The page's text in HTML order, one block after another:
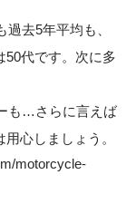
去5年平均も、
50代です。次に多
も…さらに言えば
心しましょう。
motorcycle-